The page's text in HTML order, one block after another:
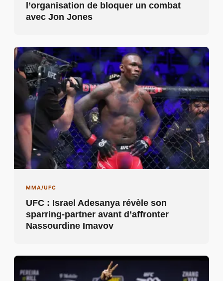
l’organisation de bloquer un combat
avec Jon Jones
MMA/UFC
UFC : Israel Adesanya révèle son
sparring-partner avant d’affronter
Nassourdine Imavov